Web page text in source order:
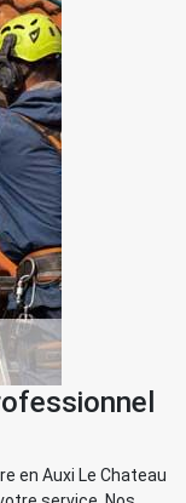
en Auxi Le Chateau